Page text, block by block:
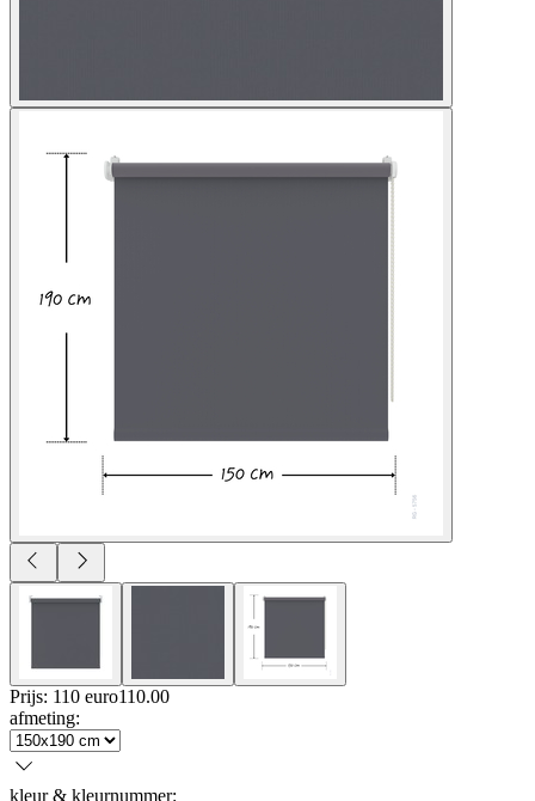
Prijs: 110 euro110.00
afmeting:
kleur & kleurnummer: